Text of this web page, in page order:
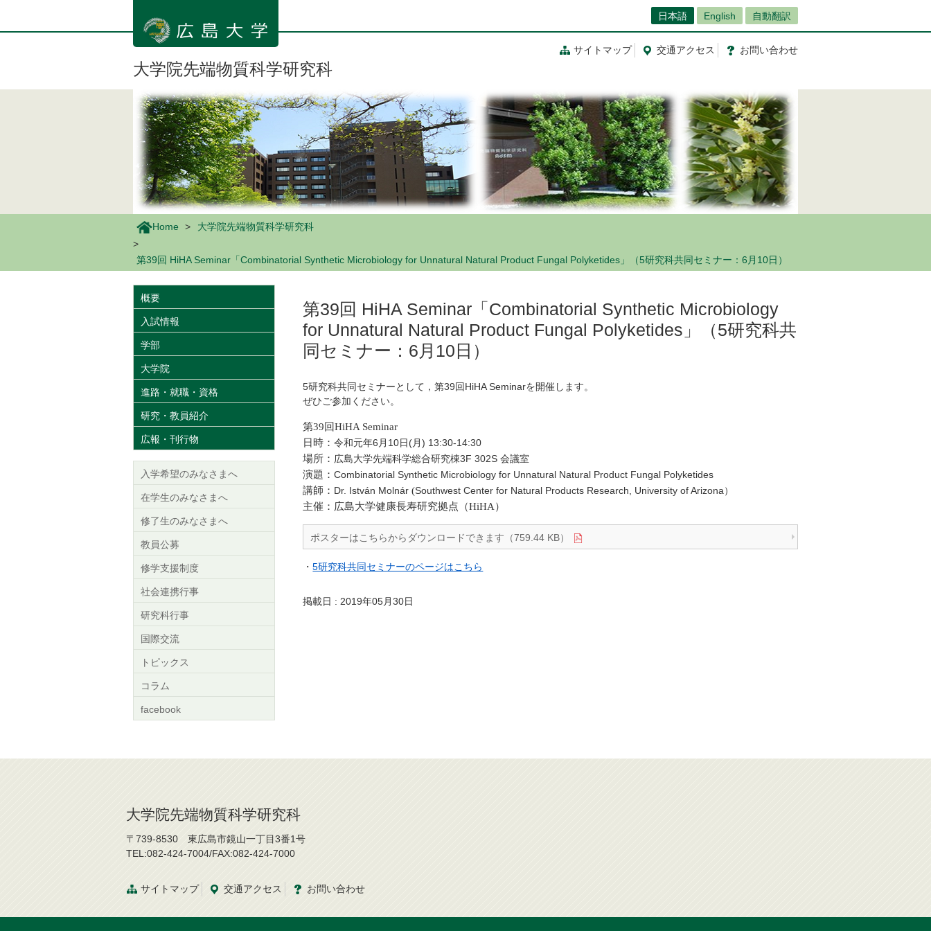
ン
日本語 English 自動翻訳
サイトマップ 交通アクセス お問い合わせ
大学院先端物質科学研究科
Home 大学院先端物質科学研究科
第39回 HiHA Seminar「Combinatorial Synthetic Microbiology for Unnatural Natural Product Fungal Polyketides」（5研究科共同セミナー：6月10日）
第39回 HiHA Seminar「Combinatorial Synthetic Microbiology
for Unnatural Natural Product Fungal Polyketides」（5研究科共
同セミナー：6月10日）
5研究科共同セミナーとして，第39回HiHA Seminarを開催します。
ぜひご参加ください。
第39回HiHA Seminar
日時：令和元年6月10日(月) 13:30-14:30
場所： 広島大学先端科学総合研究棟3F 302S 会議室
演題：Combinatorial Synthetic Microbiology for Unnatural Natural Product Fungal Polyketides
講師： Dr. István Molnár (Southwest Center for Natural Products Research, University of Arizona）
主催：広島大学健康長寿研究拠点（HiHA）
ポスターはこちらからダウンロードできます（759.44 KB）
・5研究科共同セミナーのページはこちら
掲載日 : 2019年05月30日
概要
入試情報
学部
大学院
進路・就職・資格
研究・教員紹介
広報・刊行物
入学希望のみなさまへ
在学生のみなさまへ
修了生のみなさまへ
教員公募
修学支援制度
社会連携行事
研究科行事
国際交流
トピックス
コラム
facebook
大学院先端物質科学研究科
〒739-8530 東広島市鏡山一丁目3番1号
TEL:082-424-7004/FAX:082-424-7000
サイトマップ 交通アクセス お問い合わせ